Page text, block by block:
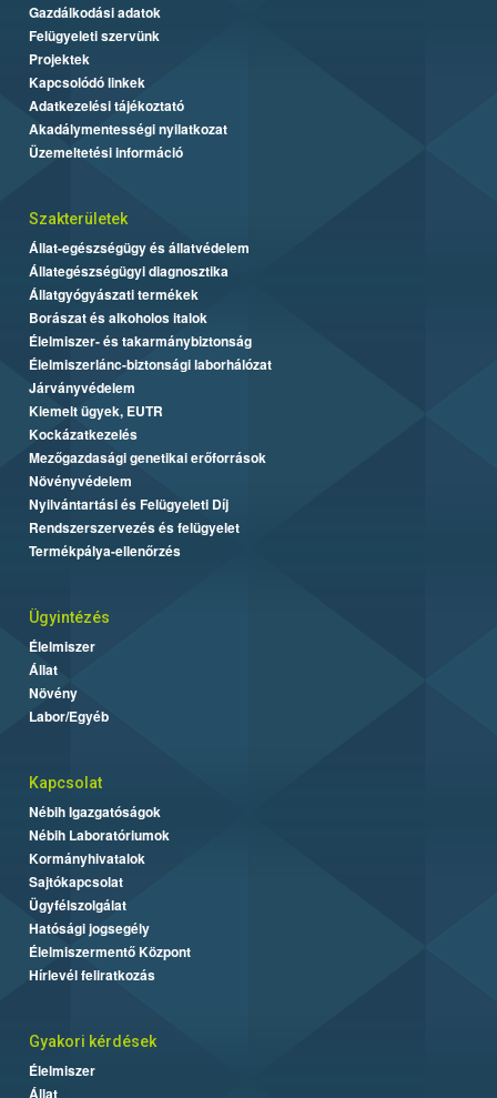
Gazdálkodási adatok
Felügyeleti szervünk
Projektek
Kapcsolódó linkek
Adatkezelési tájékoztató
Akadálymentességi nyilatkozat
Üzemeltetési információ
Szakterületek
Állat-egészségügy és állatvédelem
Állategészségügyi diagnosztika
Állatgyógyászati termékek
Borászat és alkoholos italok
Élelmiszer- és takarmánybiztonság
Élelmiszerlánc-biztonsági laborhálózat
Járványvédelem
Kiemelt ügyek, EUTR
Kockázatkezelés
Mezőgazdasági genetikai erőforrások
Növényvédelem
Nyilvántartási és Felügyeleti Díj
Rendszerszervezés és felügyelet
Termékpálya-ellenőrzés
Ügyintézés
Élelmiszer
Állat
Növény
Labor/Egyéb
Kapcsolat
Nébih Igazgatóságok
Nébih Laboratóriumok
Kormányhivatalok
Sajtókapcsolat
Ügyfélszolgálat
Hatósági jogsegély
Élelmiszermentő Központ
Hírlevél feliratkozás
Gyakori kérdések
Élelmiszer
Állat